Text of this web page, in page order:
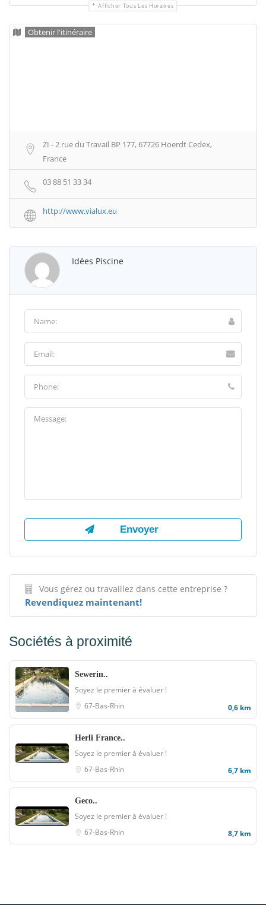
Afficher Tous Les Horaires
Obtenir l'itinéraire
ZI - 2 rue du Travail BP 177, 67726 Hoerdt Cedex,
France
03 88 51 33 34
http://www.vialux.eu
Idées Piscine
Vous gérez ou travaillez dans cette entreprise ?
Revendiquez maintenant!
Sociétés à proximité
Sewerin..
Soyez le premier à évaluer !
67-Bas-Rhin
0,6 km
Herli France..
Soyez le premier à évaluer !
67-Bas-Rhin
6,7 km
Geco..
Soyez le premier à évaluer !
67-Bas-Rhin
8,7 km